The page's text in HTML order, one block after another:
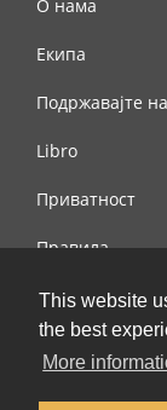
This website
the best
More
О нама
Екипа
Подржавајте
Libro
Приватност
Правила
Контактирајте